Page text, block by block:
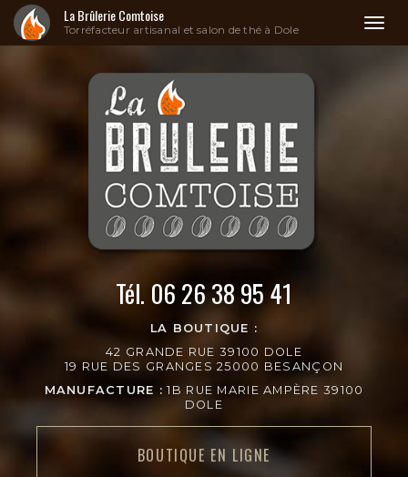
La Brûlerie Comtoise
Torréfacteur artisanal et salon de thé à Dole
Tél. 06 26 38 95 41
LA BOUTIQUE :
42 GRANDE RUE 39100 DOLE
19 RUE DES GRANGES 25000 BESANÇON
MANUFACTURE : 1B RUE MARIE AMPÈRE 39100
DOLE
BOUTIQUE EN LIGNE